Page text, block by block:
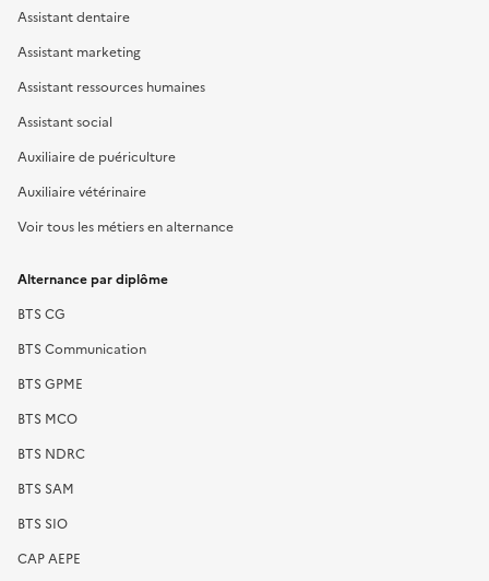
Assistant dentaire
Assistant marketing
Assistant ressources humaines
Assistant social
Auxiliaire de puériculture
Auxiliaire vétérinaire
Voir tous les métiers en alternance
Alternance par diplôme
BTS CG
BTS Communication
BTS GPME
BTS MCO
BTS NDRC
BTS SAM
BTS SIO
CAP AEPE